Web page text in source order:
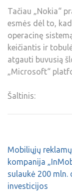
Tačiau „Nokia“
esmės dėl to,
operacinę
keičiantis ir
atgauti buvusią
„Microsoft“
Šaltinis:
Mobiliųjų reklamų
kompanija
sulaukė 200 mln.
investicijos